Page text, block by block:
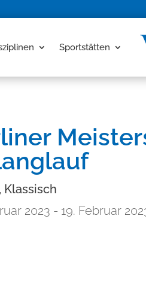
Sportstätten
Klassisch
2023 - 19. Februar